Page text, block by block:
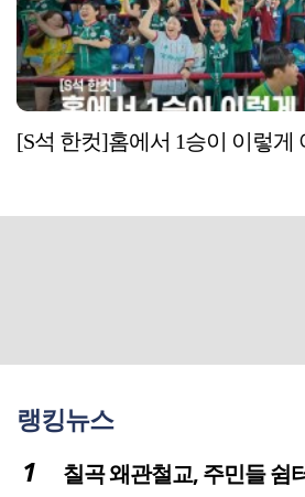
[S석 한컷]홈에서 1승이 이렇게
랭킹뉴스
칠곡 왜관철교, 주민들 쉼